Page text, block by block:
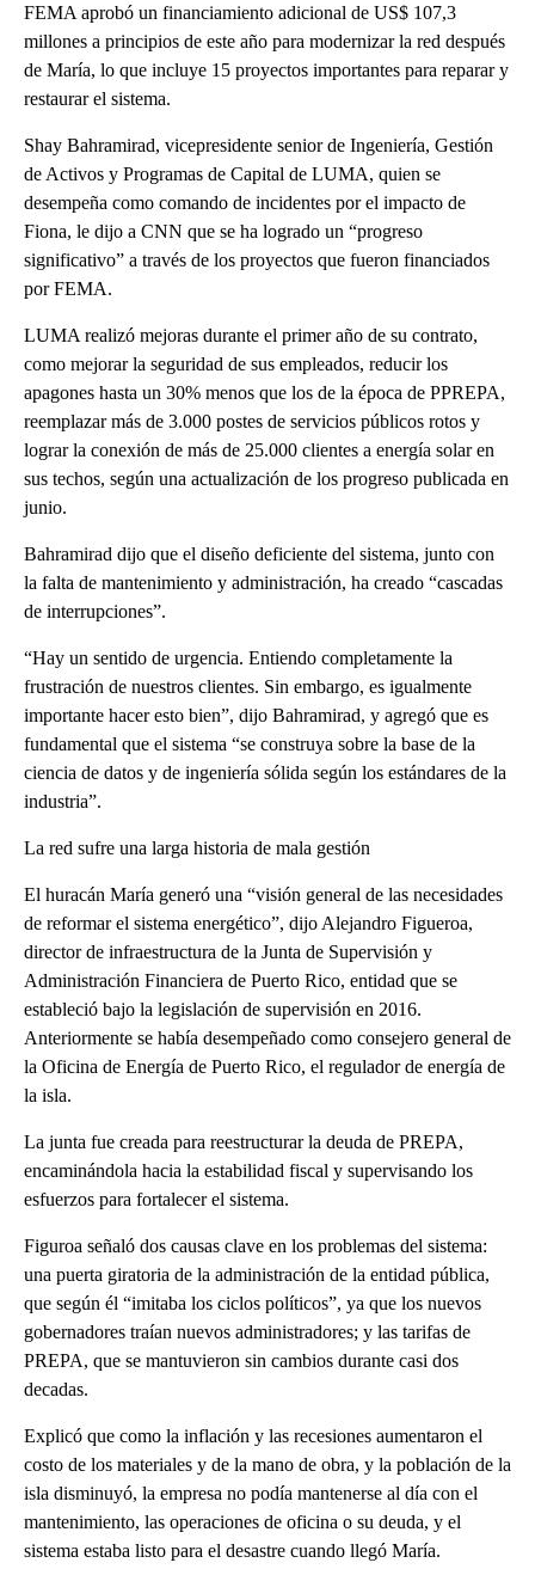
FEMA aprobó un financiamiento adicional de US$ 107,3 ​​
millones a principios de este año para modernizar la red después
de María, lo que incluye 15 proyectos importantes para reparar y
restaurar el sistema.
Shay Bahramirad, vicepresidente senior de Ingeniería, Gestión
de Activos y Programas de Capital de LUMA, quien se
desempeña como comando de incidentes por el impacto de
Fiona, le dijo a CNN que se ha logrado un “progreso
significativo” a través de los proyectos que fueron financiados
por FEMA.
LUMA realizó mejoras durante el primer año de su contrato,
como mejorar la seguridad de sus empleados, reducir los
apagones hasta un 30% menos que los de la época de PPREPA,
reemplazar más de 3.000 postes de servicios públicos rotos y
lograr la conexión de más de 25.000 clientes a energía solar en
sus techos, según una actualización de los progreso publicada en
junio.
Bahramirad dijo que el diseño deficiente del sistema, junto con
la falta de mantenimiento y administración, ha creado “cascadas
de interrupciones”.
“Hay un sentido de urgencia. Entiendo completamente la
frustración de nuestros clientes. Sin embargo, es igualmente
importante hacer esto bien”, dijo Bahramirad, y agregó que es
fundamental que el sistema “se construya sobre la base de la
ciencia de datos y de ingeniería sólida según los estándares de la
industria”.
La red sufre una larga historia de mala gestión
El huracán María generó una “visión general de las necesidades
de reformar el sistema energético”, dijo Alejandro Figueroa,
director de infraestructura de la Junta de Supervisión y
Administración Financiera de Puerto Rico, entidad que se
estableció bajo la legislación de supervisión en 2016.
Anteriormente se había desempeñado como consejero general de
la Oficina de Energía de Puerto Rico, el regulador de energía de
la isla.
La junta fue creada para reestructurar la deuda de PREPA,
encaminándola hacia la estabilidad fiscal y supervisando los
esfuerzos para fortalecer el sistema.
Figuroa señaló dos causas clave en los problemas del sistema:
una puerta giratoria de la administración de la entidad pública,
que según él “imitaba los ciclos políticos”, ya que los nuevos
gobernadores traían nuevos administradores; y las tarifas de
PREPA, que se mantuvieron sin cambios durante casi dos
decadas.
Explicó que como la inflación y las recesiones aumentaron el
costo de los materiales y de la mano de obra, y la población de la
isla disminuyó, la empresa no podía mantenerse al día con el
mantenimiento, las operaciones de oficina o su deuda, y el
sistema estaba listo para el desastre cuando llegó María.